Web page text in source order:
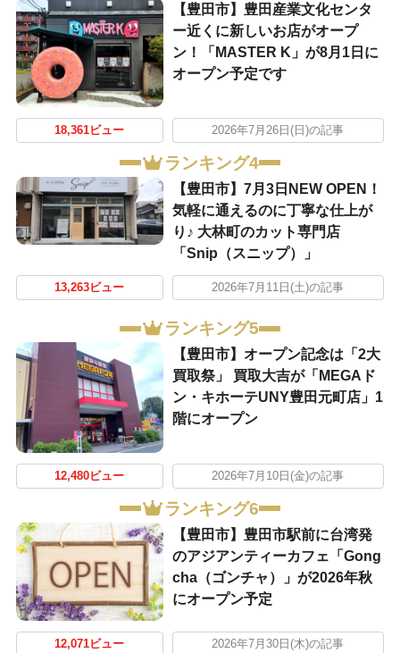
【豊田市】豊田産業文化センタ
ー近くに新しいお店がオープ
ン！「MASTER K」が8月1日に
オープン予定です
18,361ビュー 2026年7月26日(日)の記事
ランキング4
【豊田市】7月3日NEW OPEN！
気軽に通えるのに丁寧な仕上が
り♪ 大林町のカット専門店
「Snip（スニップ）」
13,263ビュー 2026年7月11日(土)の記事
ランキング5
【豊田市】オープン記念は「2大
買取祭」 買取大吉が「MEGAド
ン・キホーテUNY豊田元町店」1
階にオープン
12,480ビュー 2026年7月10日(金)の記事
ランキング6
【豊田市】豊田市駅前に台湾発
のアジアンティーカフェ「Gong
cha（ゴンチャ）」が2026年秋
にオープン予定
12,071ビュー 2026年7月30日(木)の記事